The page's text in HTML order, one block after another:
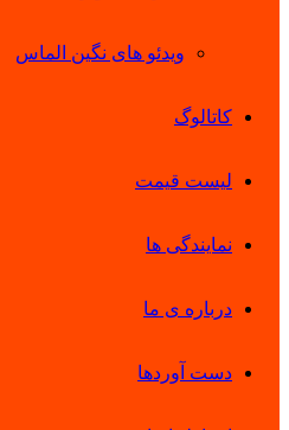
ویدئو های نگین الماس
کاتالوگ
لیست قیمت
نمایندگی ها
درباره ی ما
دست آوردها